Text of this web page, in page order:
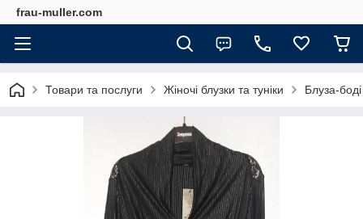
frau-muller.com
Товари та послуги Жіночі блузки та туніки Блуза-